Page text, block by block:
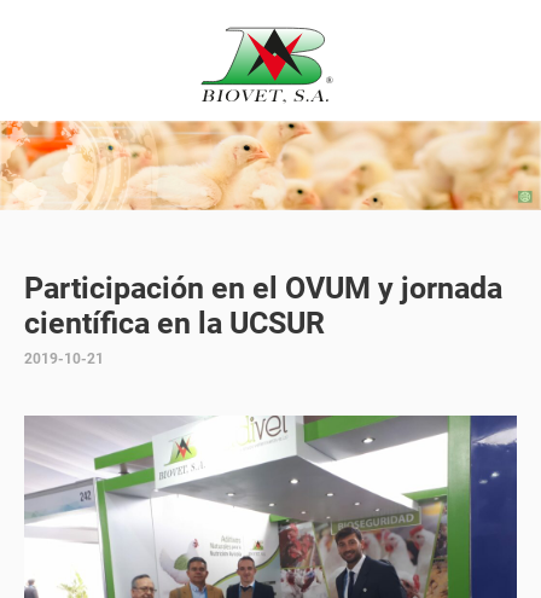
Participación en el OVUM y jornada
científica en la UCSUR
2019-10-21